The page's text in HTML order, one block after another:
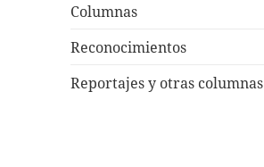
Columnas
Reconocimientos
Reportajes y otras columnas